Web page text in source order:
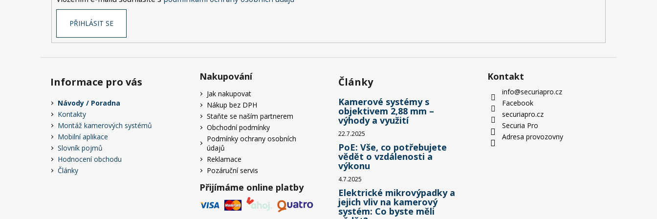
PŘIHLÁSIT SE
Informace pro vás
Návody / Poradna
Kontakty
Montáž kamerových systémů
Mobilní aplikace
Slovník pojmů
Hodnocení obchodu
Články
Nakupování
Jak nakupovat
Nákup bez DPH
Staňte se naším partnerem
Obchodní podmínky
Podmínky ochrany osobních
údajů
Reklamace
Pozáruční servis
Přijímáme online platby
Články
Kamerové systémy s
objektivem 2,88 mm –
výhody a využití
22.7.2025
PoE: Vše, co potřebujete
vědět o vzdálenosti a
výkonu
4.7.2025
Elektrické mikrovýpadky a
jejich vliv na kamerový
systém: Co byste měli
Kontakt
info@securiapro.cz
Facebook
securiapro.cz
Securia Pro
Adresa provozovny